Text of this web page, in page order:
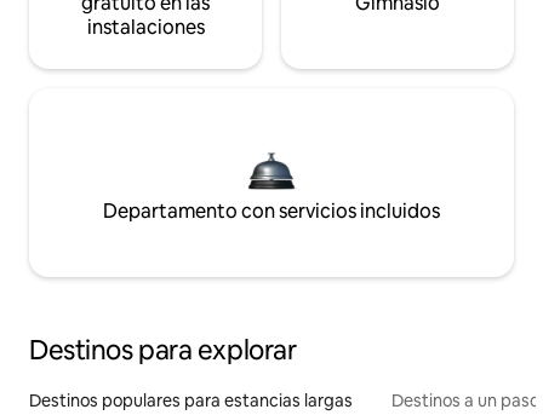
instalaciones
Departamento con servicios incluidos
Destinos para explorar
Destinos populares para estancias largas Destinos a un